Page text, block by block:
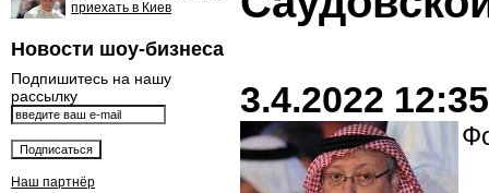
приехать в Киев
Новости шоу-бизнеса
Подпишитесь на нашу
рассылку
Наш партнёр
3.4.2022 12:35